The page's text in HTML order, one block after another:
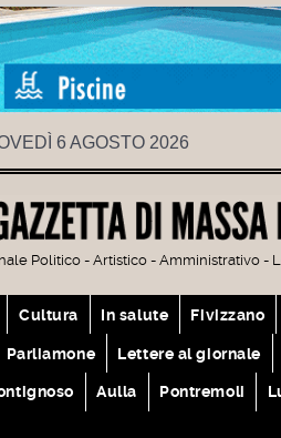
6 AGOSTO 2026
Politico - Artistico - Amministrativo -
Cultura In salute Fivizzano
Parliamone Lettere al giornale
Aulla Pontremoli